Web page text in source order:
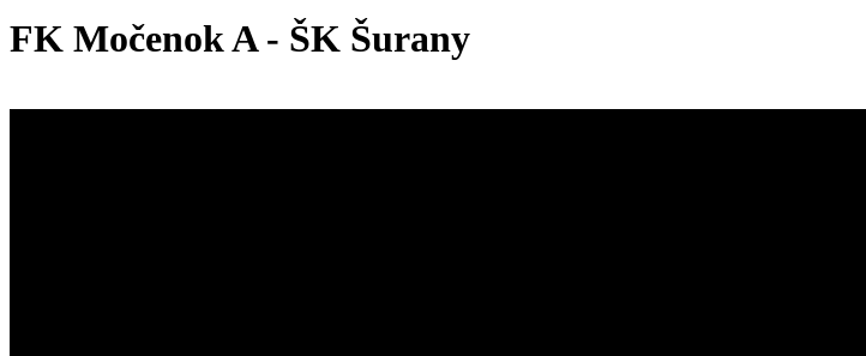
FK Močenok A - ŠK Šurany